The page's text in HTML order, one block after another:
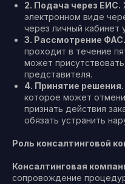
2. Подача через ЕИС.
электронном виде
через личный кабинет
3. Рассмотрение ФАС.
проходит в течение
может
представителя.
4. Принятие решения.
которое может
признать действия
обязать устранить
Роль консалтинговой
Консалтинговая
сопровождение